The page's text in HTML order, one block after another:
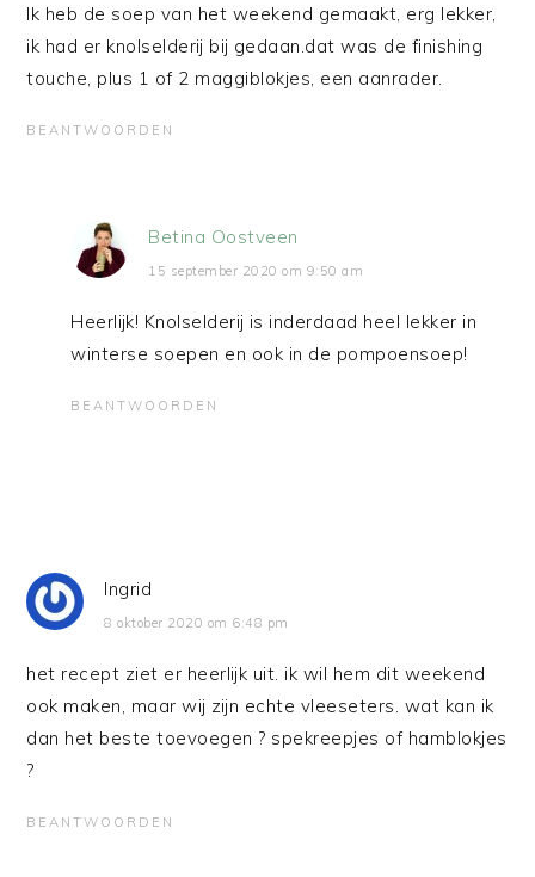
Ik heb de soep van het weekend gemaakt, erg lekker,
ik had er knolselderij bij gedaan.dat was de finishing
touche, plus 1 of 2 maggiblokjes, een aanrader.
BEANTWOORDEN
Betina Oostveen
15 september 2020 om 9:50 am
Heerlijk! Knolselderij is inderdaad heel lekker in
winterse soepen en ook in de pompoensoep!
BEANTWOORDEN
Ingrid
8 oktober 2020 om 6:48 pm
het recept ziet er heerlijk uit. ik wil hem dit weekend
ook maken, maar wij zijn echte vleeseters. wat kan ik
dan het beste toevoegen ? spekreepjes of hamblokjes
?
BEANTWOORDEN